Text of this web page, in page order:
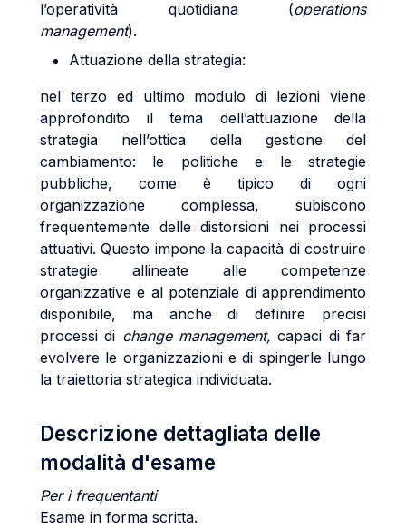
l’operatività quotidiana (operations
management).
Attuazione della strategia:
nel terzo ed ultimo modulo di lezioni viene
approfondito il tema dell’attuazione della
strategia nell’ottica della gestione del
cambiamento: le politiche e le strategie
pubbliche, come è tipico di ogni
organizzazione complessa, subiscono
frequentemente delle distorsioni nei processi
attuativi. Questo impone la capacità di costruire
strategie allineate alle competenze
organizzative e al potenziale di apprendimento
disponibile, ma anche di definire precisi
processi di change management, capaci di far
evolvere le organizzazioni e di spingerle lungo
la traiettoria strategica individuata.
Descrizione dettagliata delle
modalità d'esame
Per i frequentanti
Esame in forma scritta.